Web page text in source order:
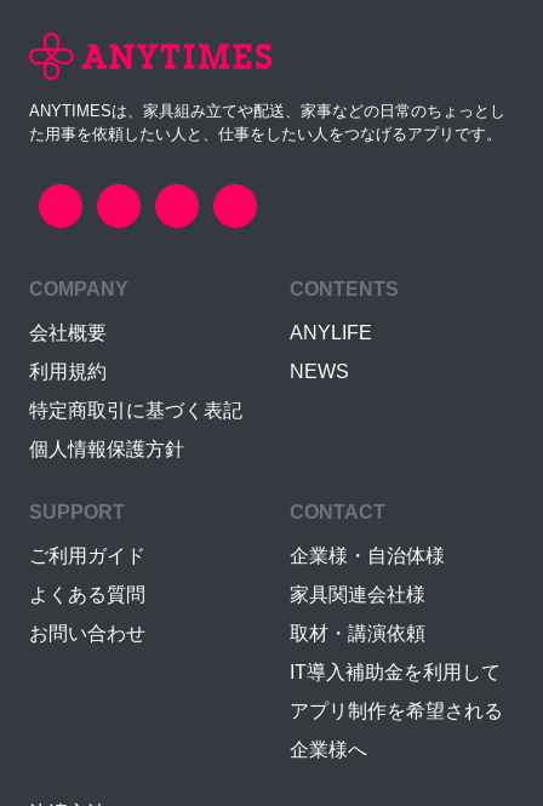
ANYTIMESは、家具組み立てや配送、家事などの日常のちょっとし
た用事を依頼したい人と、仕事をしたい人をつなげるアプリです。
COMPANY
会社概要
利用規約
特定商取引に基づく表記
個人情報保護方針
CONTENTS
ANYLIFE
NEWS
SUPPORT
ご利用ガイド
よくある質問
お問い合わせ
CONTACT
企業様・自治体様
家具関連会社様
取材・講演依頼
IT導入補助金を利用して
アプリ制作を希望される
企業様へ